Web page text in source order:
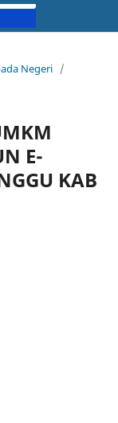
Negeri /
E-
KAB